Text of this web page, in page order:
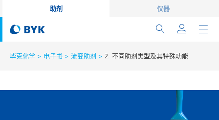
助剂 仪器
毕克化学 电子书 流变助剂 2. 不同助剂类型及其特殊功能